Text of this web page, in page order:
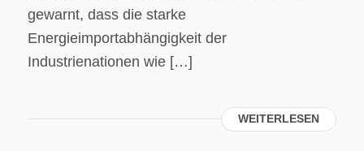
gewarnt, dass die starke
Energieimportabhängigkeit der
Industrienationen wie […]
WEITERLESEN